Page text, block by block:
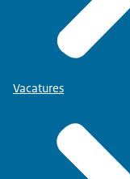
Vacatures